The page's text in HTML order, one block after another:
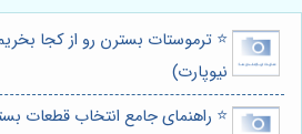
⭐️ ترموستات بسترن رو از کجا
نیوپارت)
⭐️ راهنمای جامع انتخاب قطعات